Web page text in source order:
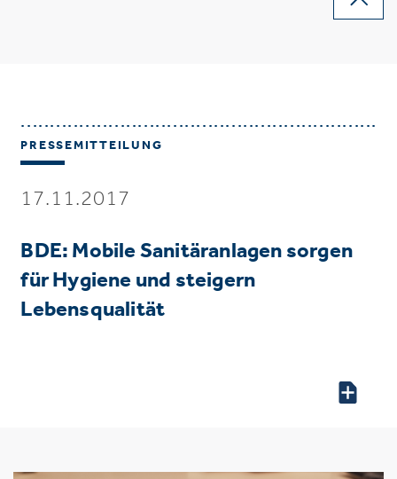
PRESSEMITTEILUNG
17.11.2017
BDE: Mobile Sanitäranlagen sorgen
für Hygiene und steigern
Lebensqualität